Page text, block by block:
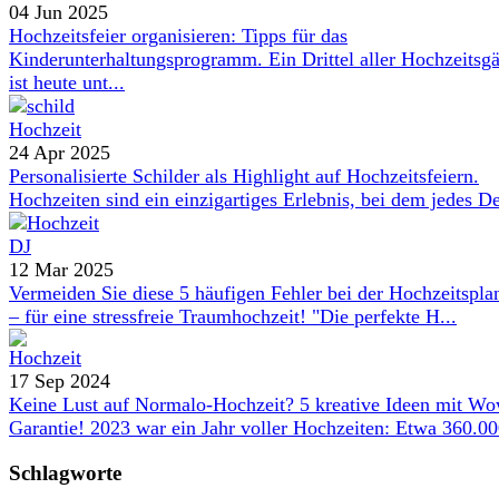
04 Jun 2025
Hochzeitsfeier organisieren: Tipps für das
Kinderunterhaltungsprogramm. Ein Drittel aller
ist heute unt...
24 Apr 2025
Personalisierte Schilder als Highlight auf Hochzeitsfeiern.
Hochzeiten sind ein einzigartiges Erlebnis, bei dem jedes
12 Mar 2025
Vermeiden Sie diese 5 häufigen Fehler bei der
– für eine stressfreie Traumhochzeit! "Die perfekte H...
17 Sep 2024
Keine Lust auf Normalo-Hochzeit? 5 kreative Ideen mit
Garantie! 2023 war ein Jahr voller Hochzeiten: Etwa
Schlagworte